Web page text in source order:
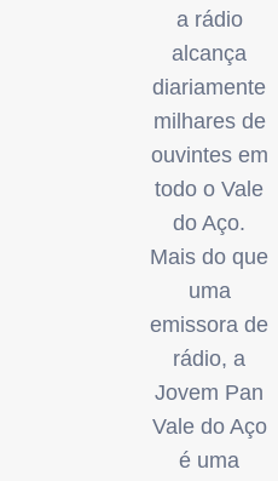
a rádio
alcança
diariamente
milhares de
ouvintes em
todo o Vale
do Aço.
Mais do que
uma
emissora de
rádio, a
Jovem Pan
Vale do Aço
é uma